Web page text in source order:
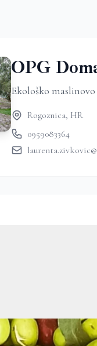
OPG
Ekološko
Rogoznica, HR
0959083364